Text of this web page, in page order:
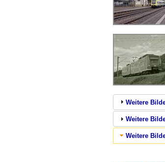
Weitere
Weitere
Weitere